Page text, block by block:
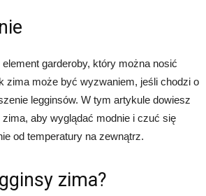
garderoby, który można nosić
zima może być wyzwaniem, jeśli chodzi o
legginsów. W tym artykule dowiesz
aby wyglądać modnie i czuć się
od temperatury na zewnątrz.
zima?